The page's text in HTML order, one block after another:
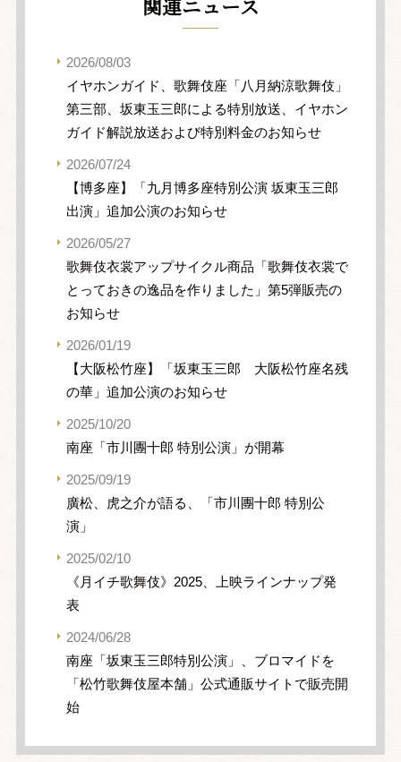
関連ニュース
2026/08/03
イヤホンガイド、歌舞伎座「八月納涼歌舞伎」
第三部、坂東玉三郎による特別放送、イヤホン
ガイド解説放送および特別料金のお知らせ
2026/07/24
【博多座】「九月博多座特別公演 坂東玉三郎
出演」追加公演のお知らせ
2026/05/27
歌舞伎衣裳アップサイクル商品「歌舞伎衣裳で
とっておきの逸品を作りました」第5弾販売の
お知らせ
2026/01/19
【大阪松竹座】「坂東玉三郎 大阪松竹座名残
の華」追加公演のお知らせ
2025/10/20
南座「市川團十郎 特別公演」が開幕
2025/09/19
廣松、虎之介が語る、「市川團十郎 特別公
演」
2025/02/10
《月イチ歌舞伎》2025、上映ラインナップ発
表
2024/06/28
南座「坂東玉三郎特別公演」、ブロマイドを
「松竹歌舞伎屋本舗」公式通販サイトで販売開
始